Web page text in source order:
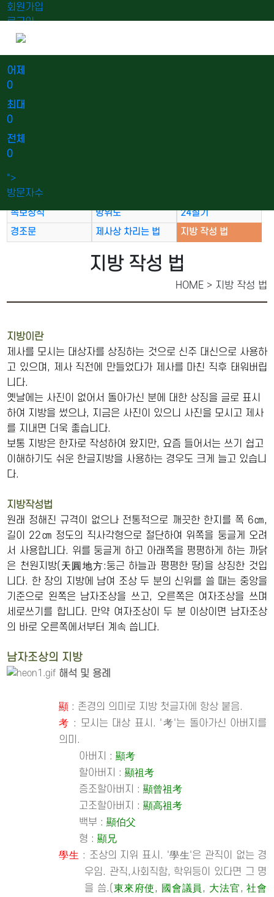
회원가입
로그인
오늘
어제
0
최대
0
전체
0
">
방문자수
계촌법
간지대조표
족보상식
방위도
24절기
경조문
제사상 차리는 법 지방 작성 법
지방 작성 법
HOME > 지방 작성 법
지방이란
제사를 모시는 대상자를 상징하는 것으로 신주 대신으로 사용하
고 있으며, 제사 직전에 만들었다가 제사를 마친 직후 태워버립
니다.
옛날에는 사진이 없어서 돌아가신 분에 대한 상징을 글로 표시
하여 지방을 썼으나, 지금은 사진이 있으니 사진을 모시고 제사
를 지내면 더욱 좋습니다.
보통 지방은 한자로 작성하여 왔지만, 요즘 들어서는 쓰기 쉽고
이해하기도 쉬운 한글지방을 사용하는 경우도 크게 늘고 있습니
다.
지방작성법
원래 정해진 규격이 없으나 전통적으로 깨끗한 한지를 폭 6㎝,
길이 22㎝ 정도의 직사각형으로 절단하여 위쪽을 둥글게 오려
서 사용합니다. 위를 둥글게 하고 아래쪽을 평평하게 하는 까닭
은 천원지방(天圓地方:둥근 하늘과 평평한 땅)을 상징한 것입
니다. 한 장의 지방에 남여 조상 두 분의 신위를 쓸 때는 중앙을
기준으로 왼쪽은 남자조상을 쓰고, 오른쪽은 여자조상을 쓰며
세로쓰기를 합니다. 만약 여자조상이 두 분 이상이면 남자조상
의 바로 오른쪽에서부터 계속 씁니다.
남자조상의 지방
해석 및 용례
顯 : 존경의 의미로 지방 첫글자에 항상 붙음.
考 : 모시는 대상 표시. '考'는 돌아가신 아버지를
의미.
아버지 :顯考
할아버지 :顯祖考
증조할아버지 :顯曾祖考
고조할아버지 :顯高祖考
백부 :顯伯父
형 :顯兄
學生 : 조상의 지위 표시. '學生'은 관직이 없는 경
우임. 관직,사회직함, 학위등이 있다면 그 명
을 씀.( 東來府使, 國會議員, 大法官, 社會